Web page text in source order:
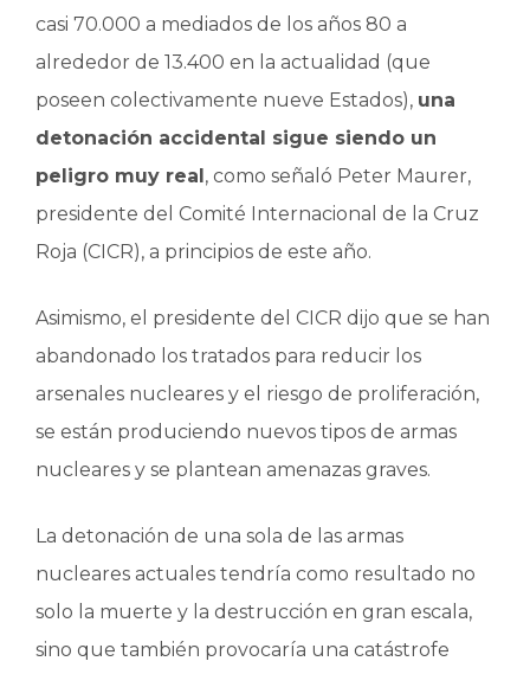
casi 70.000 a mediados de los años 80 a
alrededor de 13.400 en la actualidad (que
poseen colectivamente nueve Estados), una
detonación accidental sigue siendo un
peligro muy real, como señaló Peter Maurer,
presidente del Comité Internacional de la Cruz
Roja (CICR), a principios de este año.
Asimismo, el presidente del CICR dijo que se han
abandonado los tratados para reducir los
arsenales nucleares y el riesgo de proliferación,
se están produciendo nuevos tipos de armas
nucleares y se plantean amenazas graves.
La detonación de una sola de las armas
nucleares actuales tendría como resultado no
solo la muerte y la destrucción en gran escala,
sino que también provocaría una catástrofe